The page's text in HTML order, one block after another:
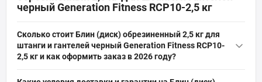
черный Generation Fitness RCP10-2,5 кг
Сколько стоит Блин (диск) обрезиненный 2,5 кг для
штанги и гантелей черный Generation Fitness RCP10-
2,5 кг и как оформить заказ в 2026 году?